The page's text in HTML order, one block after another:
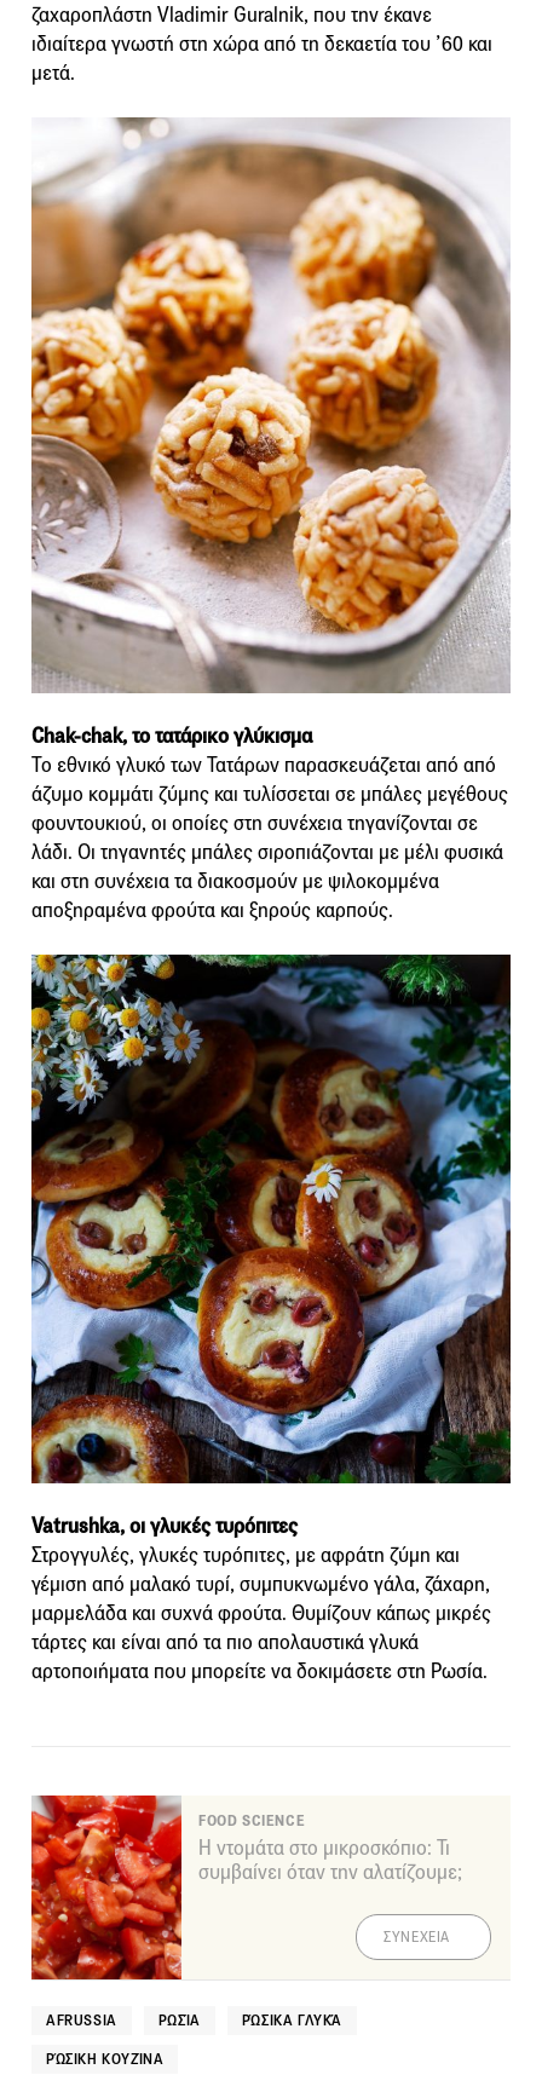
ζαχαροπλάστη Vladimir Guralnik, που την έκανε
ιδιαίτερα γνωστή στη χώρα από τη δεκαετία του ’60 και
μετά.
Chak-chak, το τατάρικο γλύκισμα
Το εθνικό γλυκό των Τατάρων παρασκευάζεται από από
άζυμο κομμάτι ζύμης και τυλίσσεται σε μπάλες μεγέθους
φουντουκιού, οι οποίες στη συνέχεια τηγανίζονται σε
λάδι. Οι τηγανητές μπάλες σιροπιάζονται με μέλι φυσικά
και στη συνέχεια τα διακοσμούν με ψιλοκομμένα
αποξηραμένα φρούτα και ξηρούς καρπούς.
Vatrushka, οι γλυκές τυρόπιτες
Στρογγυλές, γλυκές τυρόπιτες, με αφράτη ζύμη και
γέμιση από μαλακό τυρί, συμπυκνωμένο γάλα, ζάχαρη,
μαρμελάδα και συχνά φρούτα. Θυμίζουν κάπως μικρές
τάρτες και είναι από τα πιο απολαυστικά γλυκά
αρτοποιήματα που μπορείτε να δοκιμάσετε στη Ρωσία.
FOOD SCIENCE
Η ντομάτα στο μικροσκόπιο: Τι
συμβαίνει όταν την αλατίζουμε;
ΣΥΝΕΧΕΙΑ
AFRUSSIA ΡΩΣΊΑ ΡΏΣΙΚΑ ΓΛΥΚΆ
ΡΏΣΙΚΗ ΚΟΥΖΊΝΑ